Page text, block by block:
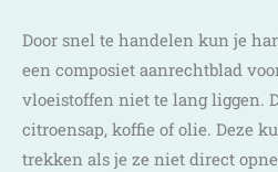
Door snel te handelen kun je
een composiet aanrechtblad
vloeistoffen niet te lang liggen.
citroensap, koffie of olie. Deze
trekken als je ze niet direct